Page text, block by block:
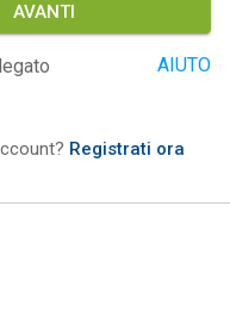
AVANTI
AIUTO
Registrati ora